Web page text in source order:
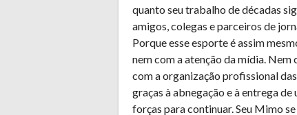
quanto seu trabalho de décadas
amigos, colegas e parceiros de
Porque esse esporte é assim
nem com a atenção da mídia.
com a organização profissional
graças à abnegação e à entrega de
forças para continuar. Seu Mimo